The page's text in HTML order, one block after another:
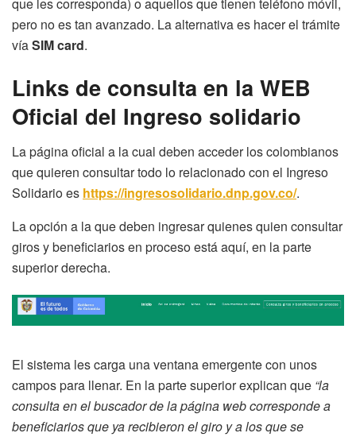
pero no es tan avanzado. La alternativa es hacer el trámite
víaSIM card.
Links de consulta en la WEB
Oficial del Ingreso solidario
La página oficial a la cual deben acceder los colombianos
que quieren consultar todo lo relacionado con el Ingreso
Solidario es https://ingresosolidario.dnp.gov.co/.
La opción a la que deben ingresar quienes quien consultar
giros y beneficiarios en proceso está aquí, en la parte
superior derecha.
El sistema les carga una ventana emergente con unos
campos para llenar. En la parte superior explican que “la
consulta en el buscador de la página web corresponde a
beneficiarios que ya recibieron el giro y a los que se